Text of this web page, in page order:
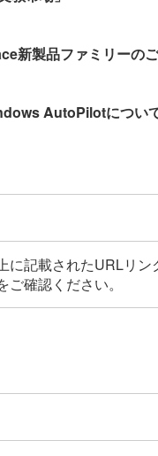
製品ファミリーのご
AutoPilotについて
記載されたURLリ
確認ください。